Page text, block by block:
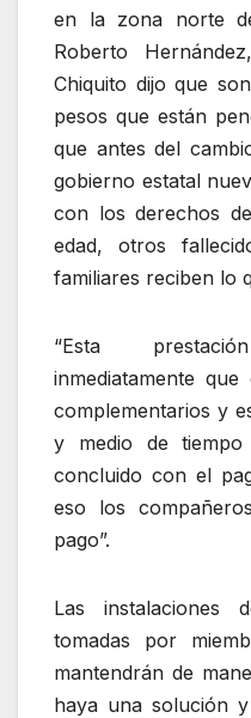
en la zona norte
Roberto
Chiquito dijo que
pesos que están
que antes del
gobierno estatal
con los derechos
edad, otros
familiares reciben lo
“Esta
inmediatamente
complementarios y
y medio de
concluido con el
eso los
pago”.
Las instalaciones
tomadas por
mantendrán de
haya una solución